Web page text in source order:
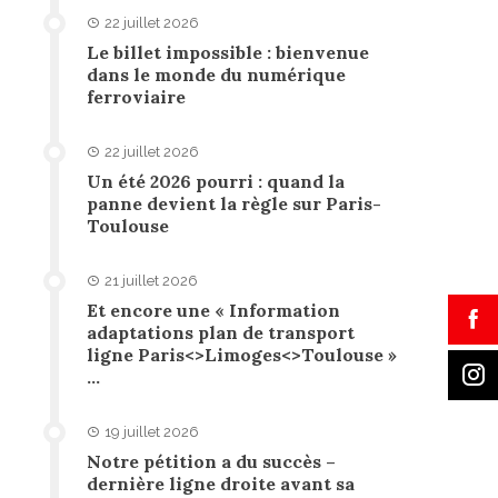
22 juillet 2026
Le billet impossible : bienvenue
dans le monde du numérique
ferroviaire
22 juillet 2026
Un été 2026 pourri : quand la
panne devient la règle sur Paris-
Toulouse
21 juillet 2026
Et encore une « Information
adaptations plan de transport
ligne Paris<>Limoges<>Toulouse »
…
19 juillet 2026
Notre pétition a du succès –
dernière ligne droite avant sa